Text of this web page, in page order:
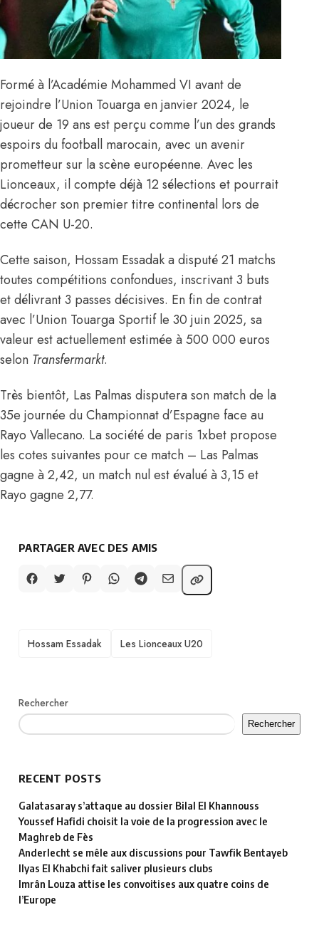
Formé à l’Académie Mohammed VI avant de
rejoindre l’Union Touarga en janvier 2024, le
joueur de 19 ans est perçu comme l’un des grands
espoirs du football marocain, avec un avenir
prometteur sur la scène européenne. Avec les
Lionceaux, il compte déjà 12 sélections et pourrait
décrocher son premier titre continental lors de
cette CAN U-20.
Cette saison, Hossam Essadak a disputé 21 matchs
toutes compétitions confondues, inscrivant 3 buts
et délivrant 3 passes décisives. En fin de contrat
avec l’Union Touarga Sportif le 30 juin 2025, sa
valeur est actuellement estimée à 500 000 euros
selon Transfermarkt.
Très bientôt, Las Palmas disputera son match de la
35e journée du Championnat d’Espagne face au
Rayo Vallecano. La société de paris 1xbet propose
les cotes suivantes pour ce match – Las Palmas
gagne à 2,42, un match nul est évalué à 3,15 et
Rayo gagne 2,77.
PARTAGER AVEC DES AMIS
Hossam Essadak Les Lionceaux U20
Rechercher
Rechercher
RECENT POSTS
Galatasaray s’attaque au dossier Bilal El Khannouss
Youssef Hafidi choisit la voie de la progression avec le
Maghreb de Fès
Anderlecht se mêle aux discussions pour Tawfik Bentayeb
Ilyas El Khabchi fait saliver plusieurs clubs
Imrân Louza attise les convoitises aux quatre coins de
l’Europe